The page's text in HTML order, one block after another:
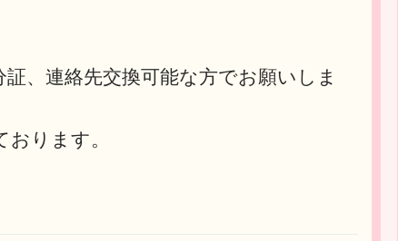
、連絡先交換可能な方でお願いしま
ります。